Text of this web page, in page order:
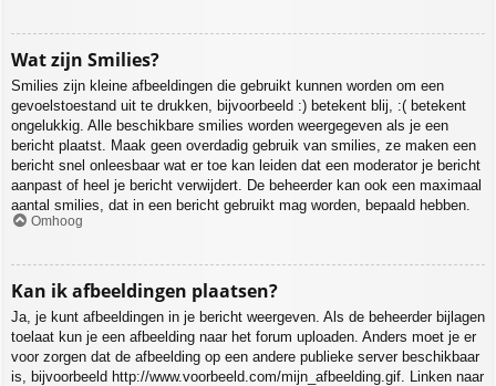
Wat zijn Smilies?
Smilies zijn kleine afbeeldingen die gebruikt kunnen worden om een
gevoelstoestand uit te drukken, bijvoorbeeld :) betekent blij, :( betekent
ongelukkig. Alle beschikbare smilies worden weergegeven als je een
bericht plaatst. Maak geen overdadig gebruik van smilies, ze maken een
bericht snel onleesbaar wat er toe kan leiden dat een moderator je bericht
aanpast of heel je bericht verwijdert. De beheerder kan ook een maximaal
aantal smilies, dat in een bericht gebruikt mag worden, bepaald hebben.
Omhoog
Kan ik afbeeldingen plaatsen?
Ja, je kunt afbeeldingen in je bericht weergeven. Als de beheerder bijlagen
toelaat kun je een afbeelding naar het forum uploaden. Anders moet je er
voor zorgen dat de afbeelding op een andere publieke server beschikbaar
is, bijvoorbeeld http://www.voorbeeld.com/mijn_afbeelding.gif. Linken naar